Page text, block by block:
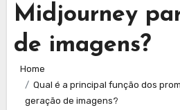
Midjourney
de imagens?
Home
Qual é a principal função dos
geração de imagens?